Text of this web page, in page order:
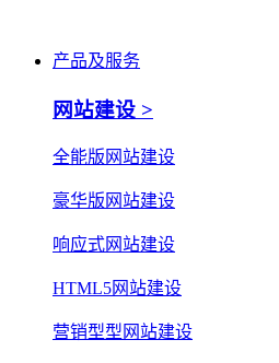
产品及服务
网站建设 >
全能版网站建设
豪华版网站建设
响应式网站建设
HTML5网站建设
营销型型网站建设